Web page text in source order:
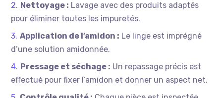
Nettoyage : Lavage avec des produits adaptés
pour éliminer toutes les impuretés.
Application de l’amidon : Le linge est imprégné
d’une solution amidonnée.
Pressage et séchage : Un repassage précis est
effectué pour fixer l’amidon et donner un aspect net.